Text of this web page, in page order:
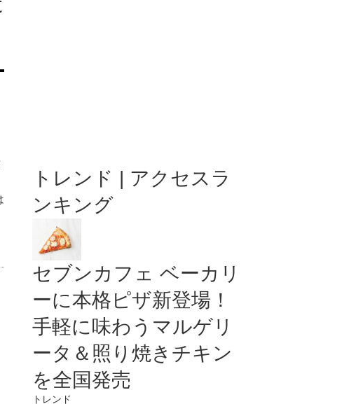
トレンド | アクセスラ
ンキング
セブンカフェ ベーカリ
ーに本格ピザ新登場！
手軽に味わうマルゲリ
ータ＆照り焼きチキン
を全国発売
トレンド